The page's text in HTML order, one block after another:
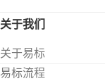
关于我们
关于易标
易标流程